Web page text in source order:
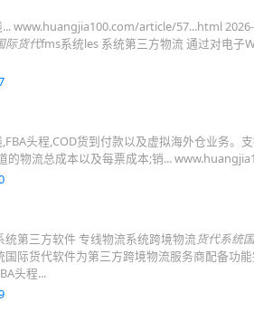
www.huangjia100.com/article/57...html
际货代fms系统les 系统第三方物流 通过对电子
头程,COD货到付款以及虚拟海外仓业务。
的物流总成本以及每票成本;销...
第三方软件 专线物流系统跨境物流 货代系统
际货代软件为第三方跨境物流服务商配备功
头程...